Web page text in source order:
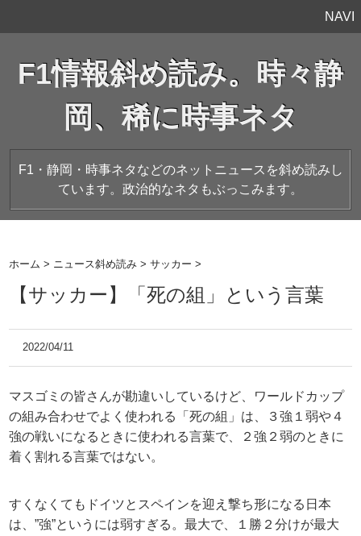
NAVI
F1情報斜め読み。時々静
岡、稀に時事ネタ
F1・静岡・時事ネタなどのネットニュースを斜め読みし
ています。政治的なネタもぶっこみます。
ホーム > ニュース斜め読み >サッカー >
【サッカー】「死の組」という言葉
2022/04/11
マスゴミの皆さんが勘違いしているけど、ワールドカップ
の組み合わせでよく使われる「死の組」は、３強１弱や４
強の戦いになるときに使われる言葉で、２強２弱のときに
着く割れる言葉ではない。
すくなくてもドイツとスペインを迎え撃ち形になる日本
は、”強”というには弱すぎる。最大で、１勝２分けが最大